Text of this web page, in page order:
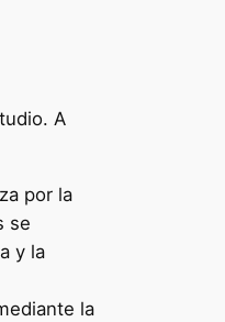
A
por la
se
y la
la